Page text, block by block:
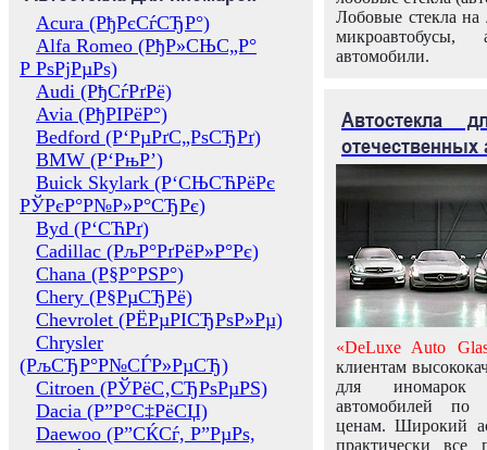
Acura (РђРєСѓСЂР°)
Alfa Romeo (РђР»СЊС„Р°
Р РѕРјРµРѕ)
Audi (РђСѓРґРё)
Avia (РђРІРёР°)
Bedford (Р‘РµРґС„РѕСЂРґ)
BMW (Р‘РњР’)
Buick Skylark (Р‘СЊСЋРёРє
РЎРєР°Р№Р»Р°СЂРє)
Byd (Р‘СЋРґ)
Cadillac (РљР°РґРёР»Р°Рє)
Chana (Р§Р°РЅР°)
Chery (Р§РµСЂРё)
Chevrolet (РЁРµРІСЂРѕР»Рµ)
Chrysler
(РљСЂР°Р№СЃР»РµСЂ)
Citroen (РЎРёС‚СЂРѕРµРЅ)
Dacia (Р”Р°С‡РёСЏ)
Daewoo (Р”СЌСѓ, Р”РµРѕ,
Лобовые стекла на
микроавтобусы,
автомобили.
Автостекла
отечественных
«DeLuxe Auto
клиентам
для иномарок
автомобилей
ценам. Широкий
практически все